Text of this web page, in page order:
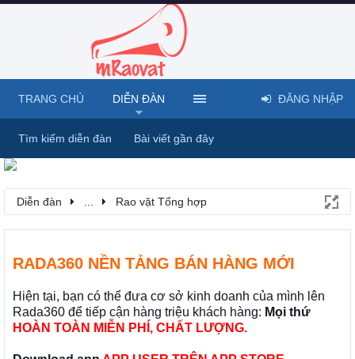
Diễn đàn Rao vặt Tổng hợp
RADA360 NỀN TẢNG BÁN HÀNG MỚI
Hiện tại, bạn có thể đưa cơ sở kinh doanh của mình lên
Rada360 để tiếp cận hàng triệu khách hàng: Mọi thứ
HOÀN TOÀN MIỄN PHÍ, CHẤT LƯỢNG.
TRANG CHỦ DIỄN ĐÀN
Tìm kiếm diễn đàn Bài viết gần đây
ĐĂNG NHẬP